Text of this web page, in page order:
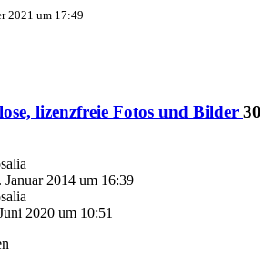
2021 um 17:49
lizenzfreie Fotos und Bilder 30
Januar 2014 um 16:39
2020 um 10:51